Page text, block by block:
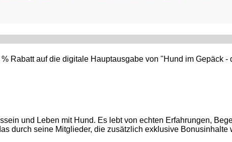
Rabatt auf die digitale Hauptausgabe von "Hund im Gepäck -